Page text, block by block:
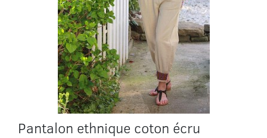
Pantalon ethnique coton écru